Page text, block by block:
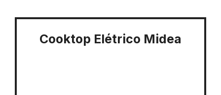
Cooktop Elétrico Midea